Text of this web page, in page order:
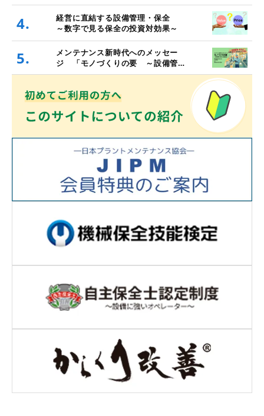
4.
経営に直結する設備管理・保全
～数字で見る保全の投資対効果～
5.
メンテナンス新時代へのメッセー
ジ 「モノづくりの要 ～設備管
理・保全と価値創造～」